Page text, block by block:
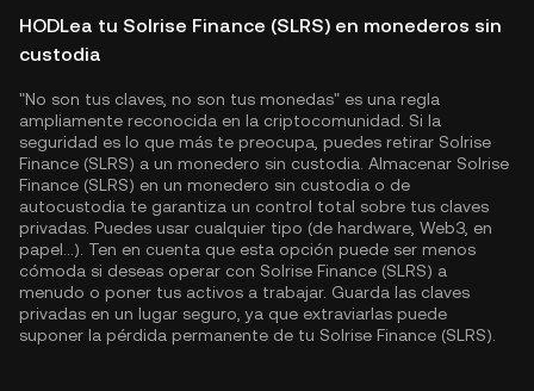
HODLea tu Solrise Finance (SLRS) en monederos sin
custodia
"No son tus claves, no son tus monedas" es una regla
ampliamente reconocida en la criptocomunidad. Si la
seguridad es lo que más te preocupa, puedes retirar Solrise
Finance (SLRS) a un monedero sin custodia. Almacenar Solrise
Finance (SLRS) en un monedero sin custodia o de
autocustodia te garantiza un control total sobre tus claves
privadas. Puedes usar cualquier tipo (de hardware, Web3, en
papel...). Ten en cuenta que esta opción puede ser menos
cómoda si deseas operar con Solrise Finance (SLRS) a
menudo o poner tus activos a trabajar. Guarda las claves
privadas en un lugar seguro, ya que extraviarlas puede
suponer la pérdida permanente de tu Solrise Finance (SLRS).